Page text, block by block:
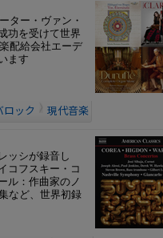
ター・ヴァン・
功を受けて世界
配給会社エーデ
ます
ロック 現代音楽
ッシが録音し
コフスキー・コ
ル：作曲家のノ
など、世界初録